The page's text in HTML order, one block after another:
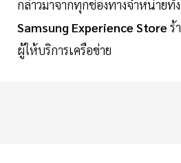
กล่าวมาจากทุกช่องทางจำหน่ายทั้ง
Samsung Experience Store ร้
ผู้ให้บริการเครือข่าย